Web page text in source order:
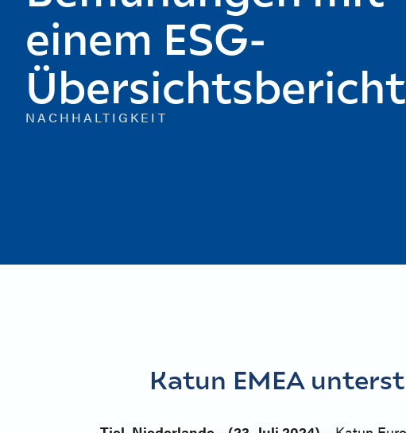
einem ESG-
Übersichtsbericht
NACHHALTIGKEIT
Katun EMEA